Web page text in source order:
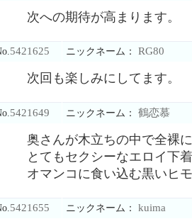
次への期待が高まります。
5421625 ニックネーム： RG80
次回も楽しみにしてます。
5421649 ニックネーム： 鶴恋慕
奥さんが木立ちの中で全裸
とてもセクシーなエロイ下
オマンコに食い込む黒いヒ
5421655 ニックネーム： kuima